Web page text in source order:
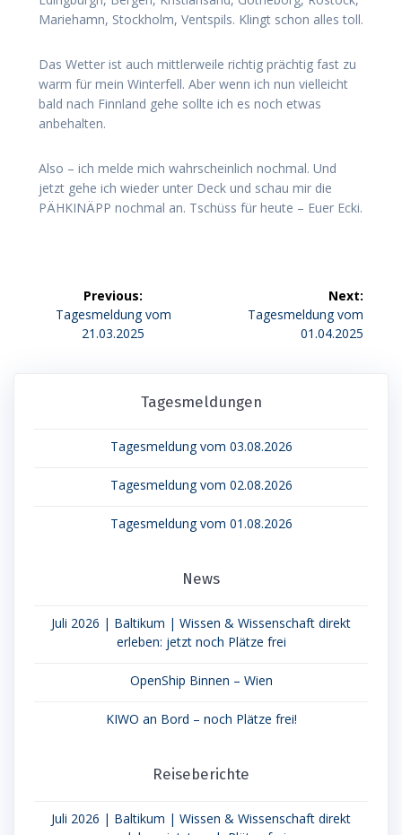
Mariehamn, Stockholm, Ventspils. Klingt schon alles toll.
Das Wetter ist auch mittlerweile richtig prächtig fast zu
warm für mein Winterfell. Aber wenn ich nun vielleicht
bald nach Finnland gehe sollte ich es noch etwas
anbehalten.
Also – ich melde mich wahrscheinlich nochmal. Und
jetzt gehe ich wieder unter Deck und schau mir die
PÄHKINÄPP nochmal an. Tschüss für heute – Euer Ecki.
Beitragsnavigation
Previous:
Previous
post:
Tagesmeldung vom
21.03.2025
Next:
Next
Tagesmeldung vom
01.04.2025
Tagesmeldungen
Tagesmeldung vom 03.08.2026
Tagesmeldung vom 02.08.2026
Tagesmeldung vom 01.08.2026
News
Juli 2026 | Baltikum | Wissen & Wissenschaft direkt
erleben: jetzt noch Plätze frei
OpenShip Binnen – Wien
KIWO an Bord – noch Plätze frei!
Reiseberichte
Juli 2026 | Baltikum | Wissen & Wissenschaft direkt